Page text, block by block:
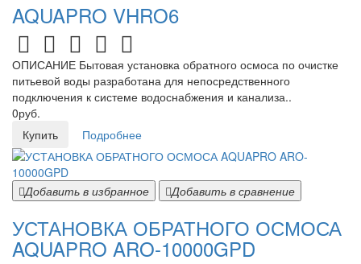
AQUAPRO VHRO6
ОПИСАНИЕ Бытовая установка обратного осмоса по очистке
питьевой воды разработана для непосредственного
подключения к системе водоснабжения и канализа..
0руб.
Купить
Подробнее
Добавить в избранное Добавить в сравнение
УСТАНОВКА ОБРАТНОГО ОСМОСА
AQUAPRO ARO-10000GPD